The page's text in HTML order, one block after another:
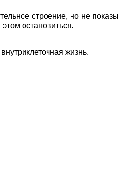
строение, но не
остановиться.
жизнь.